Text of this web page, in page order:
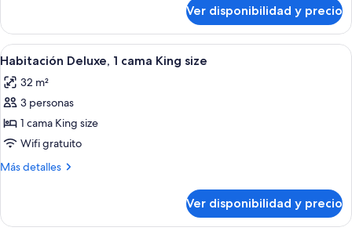
superior
con
2
individuales
Ver disponibilidad y precio
Ver
todas
las
fotos
de
Habitación
Deluxe,
King
Una habitación de hotel moderna
6
Habitación Deluxe, 1 cama King size
32 m²
3 personas
1 cama King size
Wifi gratuito
Más detalles
Más
Deluxe,
Ver disponibilidad y precio